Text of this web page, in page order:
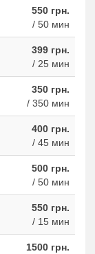
550 грн.
/ 50 мин
399 грн.
/ 25 мин
350 грн.
/ 350 мин
400 грн.
/ 45 мин
500 грн.
/ 50 мин
550 грн.
/ 15 мин
1500 грн.